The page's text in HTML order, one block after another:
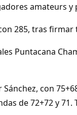
amateurs y
285, tras firmar
Puntacana
con
de 72+72 y 71.